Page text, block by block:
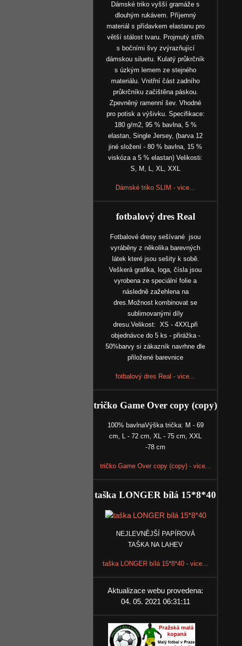
Dámské triko vyšší gramáže s
dlouhým rukávem. Příjemný
materiál s přídavkem elastanu pro
větší stálost tvaru. Projmutý střih
s bočními švy zvýrazňující
dámskou siluetu. Kulatý průkrčník
s úzkým lemem ze stejného
materiálu. Vnitřní část zadního
průkrčníku začištěna páskou.
Zpevněný ramenní šev. Vhodné
pro potisk a výšivku. Specifikace:
180 g/m2, 95 % bavlna, 5 %
elastan, Single Jersey, (barva 12
jiné složení - 80 % bavlna, 15 %
viskóza a 5 % elastan) Velikosti:
S, M, L, XL, XXL
Dámské triko SLIM - vice...
fotbalový dres Real
Fotbalové dresy sešívané jsou
vyráběny z několika barevných
látek které jsou sešity k sobě.
Veškerá grafika, loga, čísla jsou
vyrobena ze speciální folie a
následně zažehlena na
dres.Možnost kombinovat se
sublimovanými díly
dresu.Velikost: XS - 4XXLpři
objednávce do 5 ks - přirážka -
50%barvy si zákazník navrhne dle
přiložené barevnice
fotbalový dres Real - vice...
tričko Game Over copy (copy)
100% bavlnaVýška trička: M - 69
cm, L - 72 cm, XL - 75 cm, XXL
-78 cm
tričko Game Over copy (copy) - vice...
taška LONGER bílá 15*8*40
NEJLEVNĚJŠÍ PAPÍROVÁ
TAŠKA NA LAHEV
taška LONGER bílá 15*8*40 - vice...
Aktualizace webu provedena:
04. 05. 2021 06:31:11